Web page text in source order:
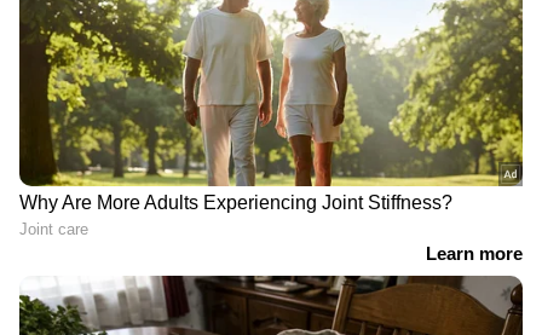
താന്‍ പ്രാര്‍ത്ഥിച്ചു കൊണ്ടേ
അതിനകത്തിരുന്നുവെന്നും ബീന ആന്റണി
തകർത്തവൾ വിളികളോട്
കെനീഷ